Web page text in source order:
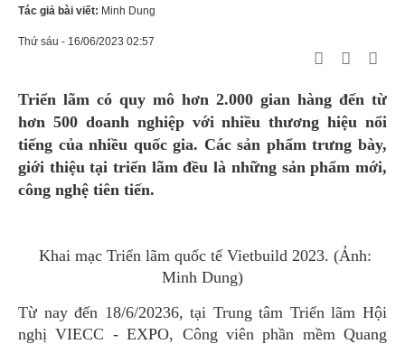
Tác giả bài viết: Minh Dung
Thứ sáu - 16/06/2023 02:57
Triển lãm có quy mô hơn 2.000 gian hàng đến từ
hơn 500 doanh nghiệp với nhiều thương hiệu nổi
tiếng của nhiều quốc gia. Các sản phẩm trưng bày,
giới thiệu tại triển lãm đều là những sản phẩm mới,
công nghệ tiên tiến.
Khai mạc Triển lãm quốc tế Vietbuild 2023. (Ảnh:
Minh Dung)
Từ nay đến 18/6/20236, tại Trung tâm Triển lãm Hội
nghị VIECC - EXPO, Công viên phần mềm Quang